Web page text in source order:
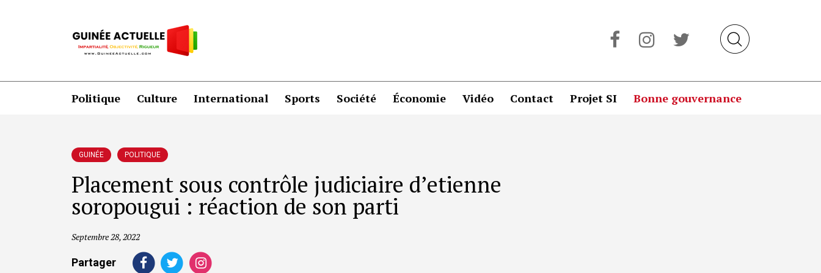
Politique Culture International Sports Société Économie Vidéo Contact Projet SI Bonne gouvernance
GUINÉE POLITIQUE
Placement sous contrôle judiciaire d’etienne
soropougui : réaction de son parti
Septembre 28, 2022
Partager